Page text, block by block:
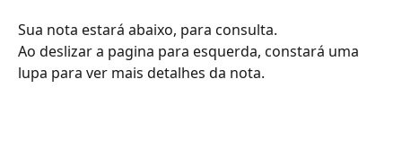
Sua nota estará abaixo, para consulta.
Ao deslizar a pagina para esquerda, constará uma
lupa para ver mais detalhes da nota.